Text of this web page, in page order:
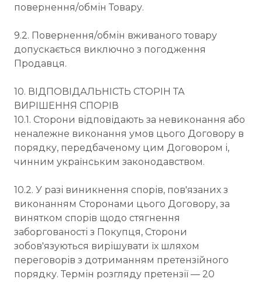
повернення/обмін Товару.
9.2. Повернення/обмін вживаного товару
допускається виключно з погодження
Продавця.
10. ВІДПОВІДАЛЬНІСТЬ СТОРІН ТА
ВИРІШЕННЯ СПОРІВ
10.1. Сторони відповідають за невиконання або
неналежне виконання умов цього Договору в
порядку, передбаченому цим Договором і,
чинним українським законодавством.
10.2. У разі виникнення спорів, пов'язаних з
виконанням Сторонами цього Договору, за
винятком спорів щодо стягнення
заборгованості з Покупця, Сторони
зобов'язуються вирішувати їх шляхом
переговорів з дотриманням претензійного
порядку. Термін розгляду претензії — 20